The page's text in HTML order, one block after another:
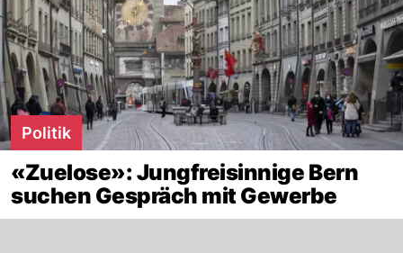
Politik
«Zuelose»: Jungfreisinnige Bern
suchen Gespräch mit Gewerbe